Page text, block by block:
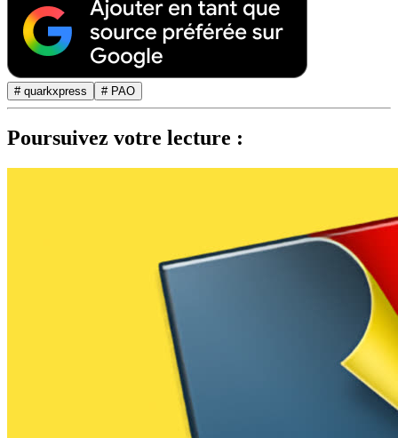
# quarkxpress # PAO
Poursuivez votre lecture :